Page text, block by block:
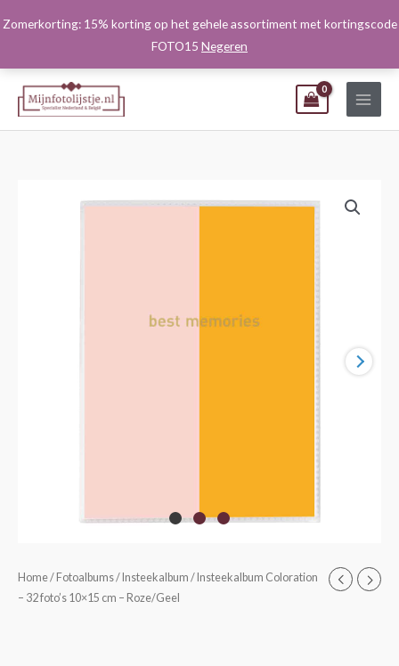
Zomerkorting: 15% korting op het gehele assortiment met kortingscode
FOTO15 Negeren
naar
Home/ Fotoalbums/ Insteekalbum / Insteekalbum Coloration
– 32 foto’s 10×15 cm – Roze/Geel
Insteekalbum
Coloration